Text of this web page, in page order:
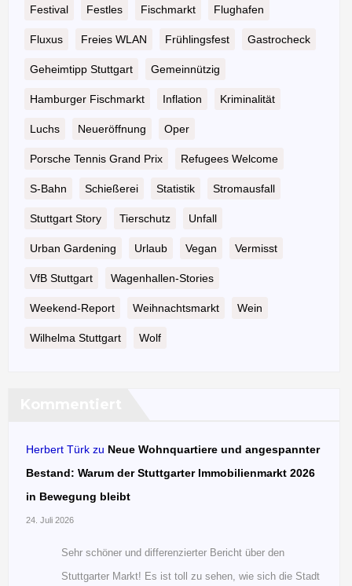
Festival Festles Fischmarkt Flughafen
Fluxus Freies WLAN Frühlingsfest Gastrocheck
Geheimtipp Stuttgart Gemeinnützig
Hamburger Fischmarkt Inflation Kriminalität
Luchs Neueröffnung Oper
Porsche Tennis Grand Prix Refugees Welcome
S-Bahn Schießerei Statistik Stromausfall
Stuttgart Story Tierschutz Unfall
Urban Gardening Urlaub Vegan Vermisst
VfB Stuttgart Wagenhallen-Stories
Weekend-Report Weihnachtsmarkt Wein
Wilhelma Stuttgart Wolf
Herbert Türk zu Neue Wohnquartiere und angespannter
Bestand: Warum der Stuttgarter Immobilienmarkt 2026
in Bewegung bleibt
24. Juli 2026
Sehr schöner und differenzierter Bericht über den
Stuttgarter Markt! Es ist toll zu sehen, wie sich die Stadt